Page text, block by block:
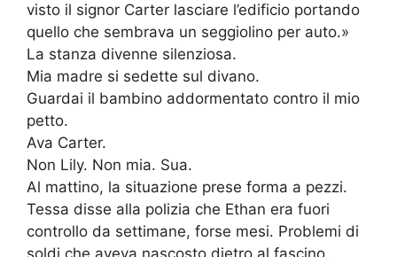
visto il signor Carter lasciare l’edificio portando
quello che sembrava un seggiolino per auto.»
La stanza divenne silenziosa.
Mia madre si sedette sul divano.
Guardai il bambino addormentato contro il mio
petto.
Ava Carter.
Non Lily. Non mia. Sua.
Al mattino, la situazione prese forma a pezzi.
Tessa disse alla polizia che Ethan era fuori
controllo da settimane, forse mesi. Problemi di